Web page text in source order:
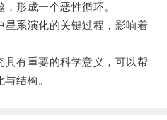
形成一个恶性循环。
系演化的关键过程，影响着
有重要的科学意义，可以帮
结构。